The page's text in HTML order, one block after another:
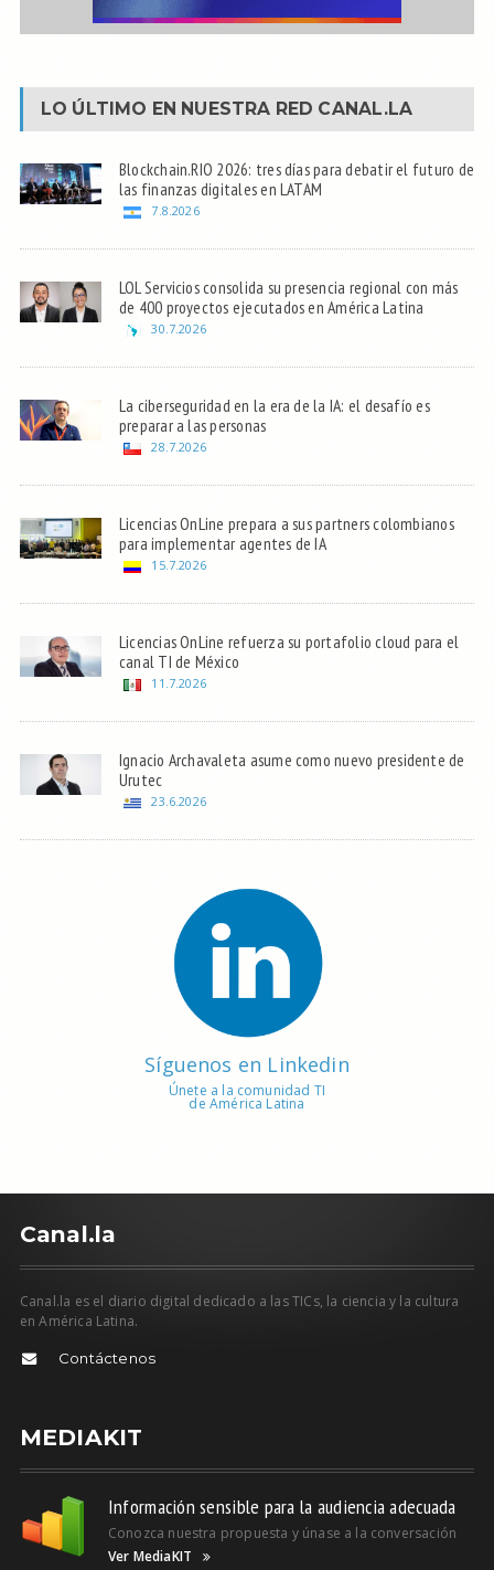
LO ÚLTIMO EN NUESTRA RED CANAL.LA
Blockchain.RIO 2026: tres días para debatir el futuro de
las finanzas digitales en LATAM
7.8.2026
LOL Servicios consolida su presencia regional con más
de 400 proyectos ejecutados en América Latina
30.7.2026
La ciberseguridad en la era de la IA: el desafío es
preparar a las personas
28.7.2026
Licencias OnLine prepara a sus partners colombianos
para implementar agentes de IA
15.7.2026
Licencias OnLine refuerza su portafolio cloud para el
canal TI de México
11.7.2026
Ignacio Archavaleta asume como nuevo presidente de
Urutec
23.6.2026
Síguenos en Linkedin
Únete a la comunidad TI
de América Latina
Canal.la
Canal.la es el diario digital dedicado a las TICs, la ciencia y la cultura
en América Latina.
Contáctenos
MEDIAKIT
Información sensible para la audiencia adecuada
Conozca nuestra propuesta y únase a la conversación
Ver MediaKIT